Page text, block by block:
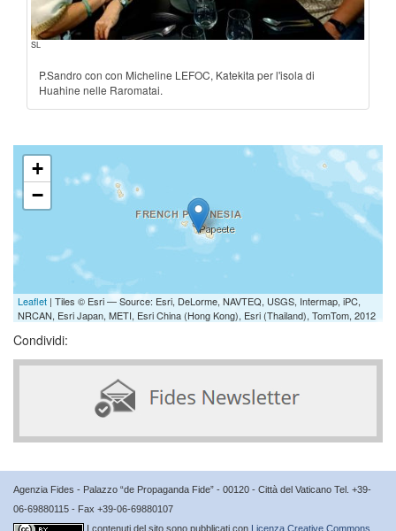
SL
P.Sandro con con Micheline LEFOC, Katekita per l'isola di
Huahine nelle Raromatai.
+
−
Leaflet | Tiles © Esri — Source: Esri, DeLorme, NAVTEQ, USGS, Intermap, iPC,
NRCAN, Esri Japan, METI, Esri China (Hong Kong), Esri (Thailand), TomTom, 2012
Condividi:
Agenzia Fides - Palazzo “de Propaganda Fide” - 00120 - Città del Vaticano Tel. +39-
06-69880115 - Fax +39-06-69880107
I contenuti del sito sono pubblicati con
Licenza Creative Commons